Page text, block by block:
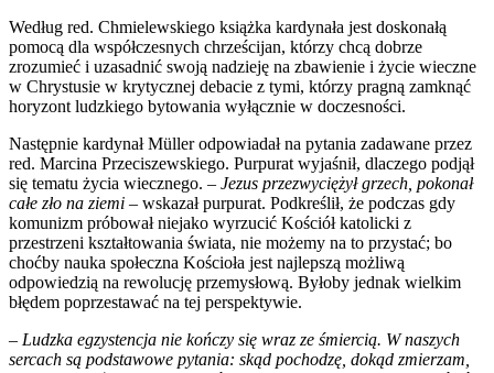
Według red. Chmielewskiego książka kardynała jest doskonałą
pomocą dla współczesnych chrześcijan, którzy chcą dobrze
zrozumieć i uzasadnić swoją nadzieję na zbawienie i życie wieczne
w Chrystusie w krytycznej debacie z tymi, którzy pragną zamknąć
horyzont ludzkiego bytowania wyłącznie w doczesności.
Następnie kardynał Müller odpowiadał na pytania zadawane przez
red. Marcina Przeciszewskiego. Purpurat wyjaśnił, dlaczego podjął
się tematu życia wiecznego. – Jezus przezwyciężył grzech, pokonał
całe zło na ziemi – wskazał purpurat. Podkreślił, że podczas gdy
komunizm próbował niejako wyrzucić Kościół katolicki z
przestrzeni kształtowania świata, nie możemy na to przystać; bo
choćby nauka społeczna Kościoła jest najlepszą możliwą
odpowiedzią na rewolucję przemysłową. Byłoby jednak wielkim
błędem poprzestawać na tej perspektywie.
– Ludzka egzystencja nie kończy się wraz ze śmiercią. W naszych
sercach są podstawowe pytania: skąd pochodzę, dokąd zmierzam,